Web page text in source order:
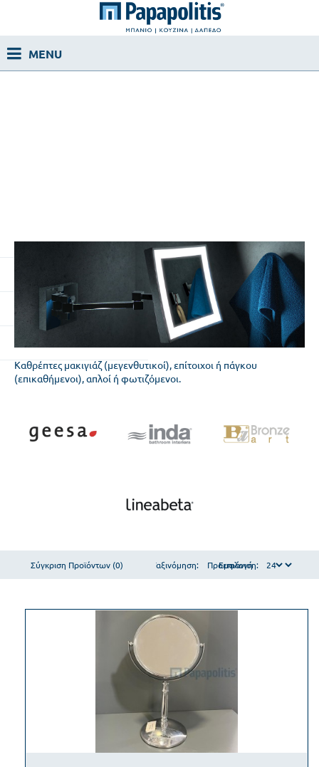
Καθρέπτες μακιγιάζ (μεγενθυτικοί), επίτοιχοι ή πάγκου
(επικαθήμενοι), απλοί ή φωτιζόμενοι.
Σύγκριση Προϊόντων (0) Εμφάνιση:
Ταξινόμηση: